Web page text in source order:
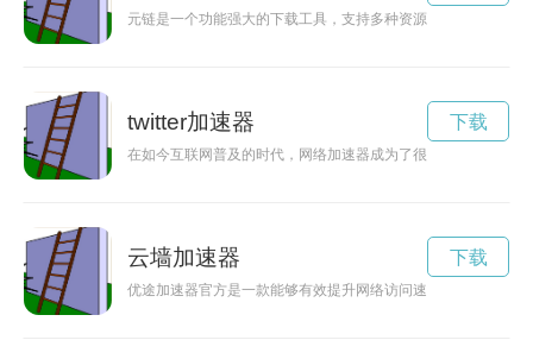
元链是一个功能强大的下载工具，支持多种资源的下载和安装
twitter加速器
在如今互联网普及的时代，网络加速器成为了很多上网族的必
下载
云墙加速器
优途加速器官方是一款能够有效提升网络访问速度的工具，通
下载